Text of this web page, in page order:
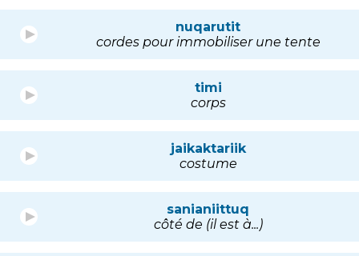
nuqarutit
cordes pour immobiliser une tente
timi
corps
jaikaktariik
costume
sanianiittuq
côté de (il est à...)